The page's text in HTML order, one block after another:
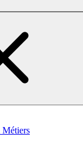
Métiers